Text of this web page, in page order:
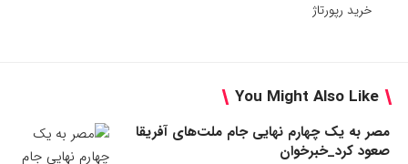
خرید رپورتاژ
You Might Also Like
مصر به یک چهارم نهایی جام ملت‌های آفریقا
صعود کرد_خبرخوان